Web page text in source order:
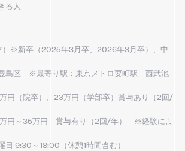
る人
）※新卒（2025年3月卒、2026年3月卒）、中
島区 ※最寄り駅：東京メトロ要町駅 西武池
（院卒）、23万円（学部卒）賞与あり（2回/
万円 賞与有り（2回/年） ※経験によ
日 9:30～18:00（休憩1時間含む）